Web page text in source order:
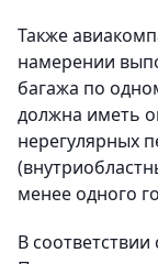
Также
намерении
багажа по
должна иметь
нерегулярных
менее одного
В